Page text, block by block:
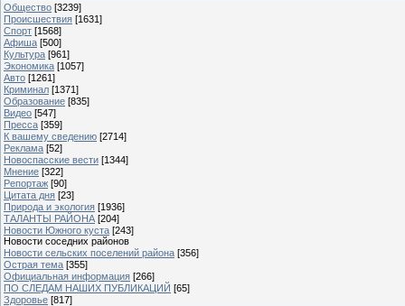
Общество [3239]
Происшествия [1631]
Спорт [1568]
Афиша [500]
Культура [961]
Экономика [1057]
Авто [1261]
Криминал [1371]
Образование [835]
Видео [547]
Пресса [359]
К вашему сведению [2714]
Реклама [52]
Новоспасские вести [1344]
Мнение [322]
Репортаж [90]
Цитата дня [23]
Природа и экология [1936]
ТАЛАНТЫ РАЙОНА [204]
Новости Южного куста [243]
Новости соседних районов
Новости сельских поселений района [356]
Острая тема [355]
Официальная информация [266]
ПО СЛЕДАМ НАШИХ ПУБЛИКАЦИЙ [65]
Здоровье [817]